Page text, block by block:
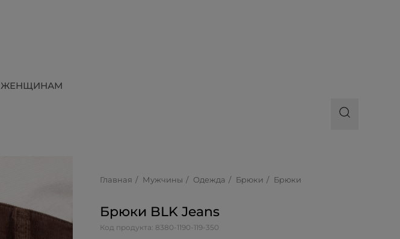
ЖЕНЩИНАМ
Главная Мужчины Одежда Брюки Брюки
Брюки BLK Jeans
Код продукта: 8380-1190-119-350